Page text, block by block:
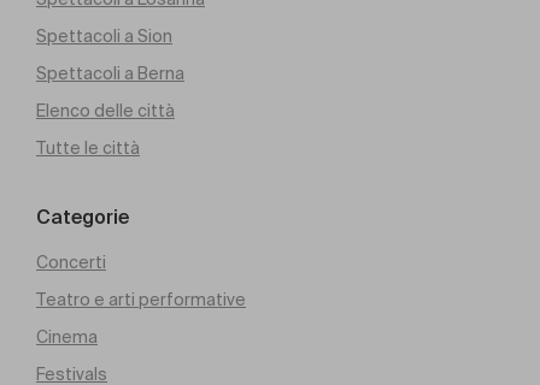
Spettacoli a Sion
Spettacoli a Berna
Elenco delle città
Tutte le città
Categorie
Concerti
Teatro e arti performative
Cinema
Festivals